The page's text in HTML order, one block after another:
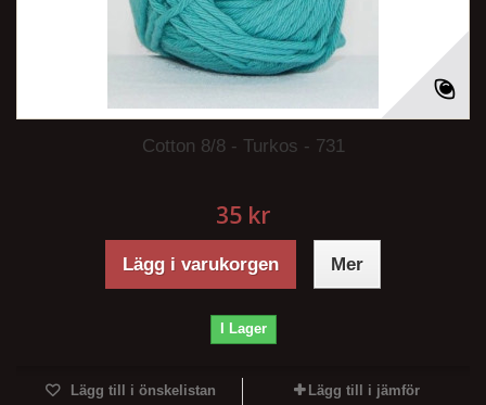
Cotton 8/8 - Turkos - 731
35 kr
Lägg i varukorgen Mer
I Lager
Lägg till i önskelistan Lägg till i jämför